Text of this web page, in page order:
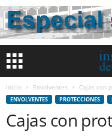
Inicio Envolventes Cajas con
ENVOLVENTES PROTECCIONES
Cajas con